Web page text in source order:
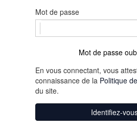
Mot de passe
Mot de passe
En vous connectant, vous
connaissance de la Politique
du site.
Identifiez-